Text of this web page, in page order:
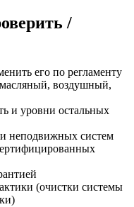
/
его по регламенту
воздушный,
и уровни остальных
неподвижных систем
(очистки системы